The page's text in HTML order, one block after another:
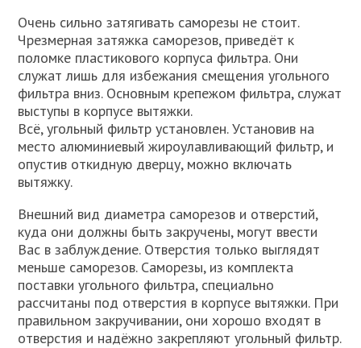
Очень сильно затягивать саморезы не стоит.
Чрезмерная затяжка саморезов, приведёт к
поломке пластикового корпуса фильтра. Они
служат лишь для избежания смещения угольного
фильтра вниз. Основным крепежом фильтра, служат
выступы в корпусе вытяжки.
Всё, угольный фильтр установлен. Установив на
место алюминиевый жироулавливающий фильтр, и
опустив откидную дверцу, можно включать
вытяжку.
Внешний вид диаметра саморезов и отверстий,
куда они должны быть закручены, могут ввести
Вас в заблуждение. Отверстия только выглядят
меньше саморезов. Саморезы, из комплекта
поставки угольного фильтра, специально
рассчитаны под отверстия в корпусе вытяжки. При
правильном закручивании, они хорошо входят в
отверстия и надёжно закрепляют угольный фильтр.